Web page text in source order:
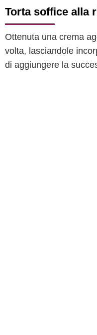
Torta soffice alla
Ottenuta una crema
volta, lasciandole
di aggiungere la